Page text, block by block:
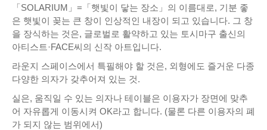
「SOLARIUM」=「햇빛이 닿는 장소」의 이름대로, 기분 좋
은 햇빛이 꽂는 큰 창이 인상적인 내장이 되고 있습니다. 그 창
을 장식하는 것은, 글로벌로 활약하고 있는 토시마구 출신의
아티스트·FACE씨의 신작 아트입니다.
라운지 스페이스에서 특필해야 할 것은, 외형에도 즐거운 다종
다양한 의자가 갖추어져 있는 것.
실은, 움직일 수 있는 의자나 테이블은 이용자가 장면에 맞추
어 자유롭게 이동시켜 OK라고 합니다. (물론 다른 이용자의 폐
가 되지 않는 범위에서)